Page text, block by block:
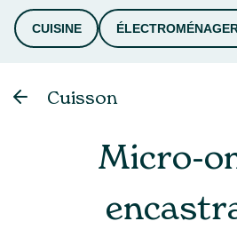
CUISINE
Cuisson
Micro-